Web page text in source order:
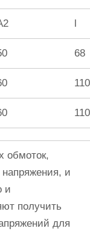
l
68
110
110
обмоток,
и
и
получить
для